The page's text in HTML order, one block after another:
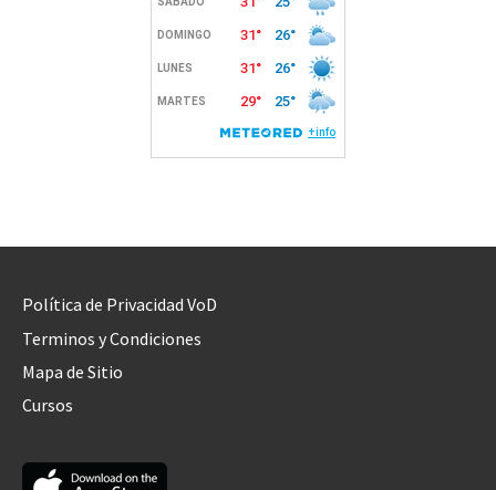
Política de Privacidad VoD
Terminos y Condiciones
Mapa de Sitio
Cursos